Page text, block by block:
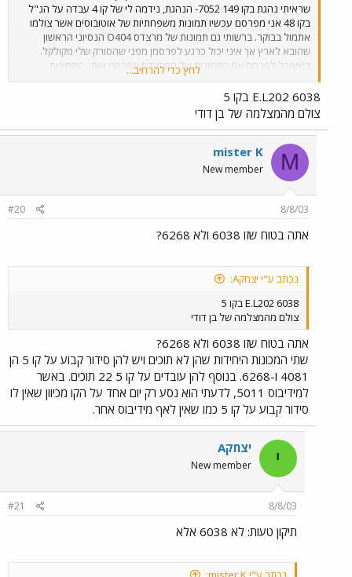
שראיתי נהגת בקו 149 7052- הנהגת, נידמה לי של קו 4 עבדה על הנ"ל
בקו 48 אני מפרסם עכשיו תמונות משפחתיות של אוטובוסים אשר צולמו
אתמול בבוקר. ברשותי גם תמונות של מרצדס O404 הנסיוני הראשון
שהובא לארץ אך איני יכול כרגע לפרסמן מפני שהסורק שלי מקולקל.
כשאוכל לפרסם את התמונות של המרצדס אפרסם אותן. התמונות
שאפרסם היום צולמו מהמצלמה הדיגיטלית של בן דודי כך שאלה התמונות
שצולם בשעה 9:40 בשדרות נורדאו, קו 5 בתל אביב.
לחץ כדי להרחיב...
E.L202 6038 בקו 5
צולם מהמצלמה של בן דודי
M
mister K
New member
8/8/03
#20
אתה בטוח שזו 6038 ולא 6268?
נכתב ע"י יצחקA:
E.L202 6038 בקו 5
צולם מהמצלמה של בן דודי
אתה בטוח שזו 6038 ולא 6268?
שתי המכונות היחידות שהן לא תוכים ויש להן סידור קבוע על קו 5 הן
4081 ו-6268. בנוסף להן עובדים על קו 5 22 תוכים. באשר
למידיבוס 5011, לדעתי הוא נסע רק יום אחד על הקו מכיוון שאין לו
סידור קבוע על קו 5 כמו שאין לאף מידיבוס אחר.
י יצחקA
New member
8/8/03
#21
תיקון טעות: לא 6038 אלא